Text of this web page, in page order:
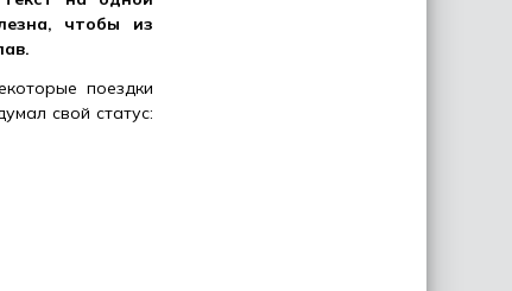
чтобы из
поездки
свой статус: